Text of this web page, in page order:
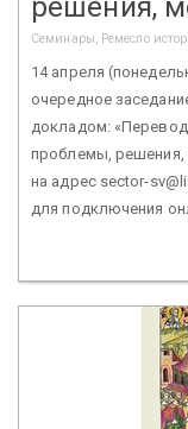
Семинары, Ремесло
14 апреля
очередное
докладом:
проблемы,
на адрес sector-
для подключения